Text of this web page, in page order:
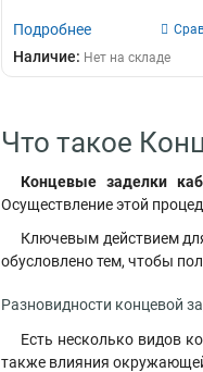
Подробнее
Наличие: Нет на складе
Что такое
Концевые заделки
Осуществление этой
Ключевым действием
обусловлено тем, чтобы
Разновидности концевой
Есть несколько видов
также влияния